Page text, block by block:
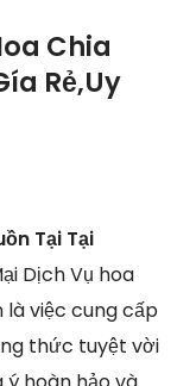
Chia
Rẻ,Uy
Tại Tại
Dịch Vụ hoa
việc cung cấp
thức tuyệt vời